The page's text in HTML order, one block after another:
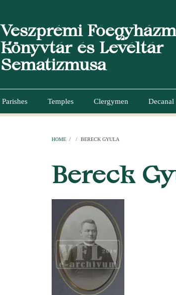
Veszprémi
Könyvtár és Levéltár
Sematizmusa
Parishes Temples Clergymen Decanal
HOME / / BERECK GYULA
Bereck